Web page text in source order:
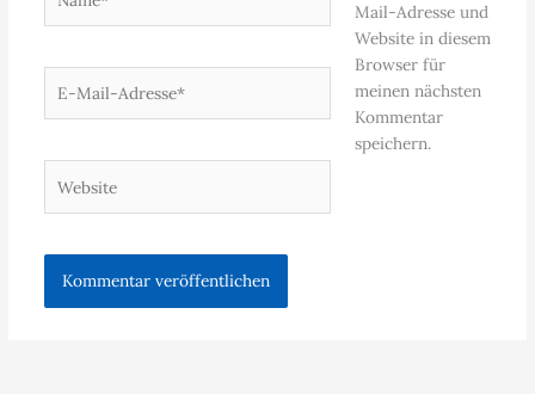
Mail-
Mail-Adresse und
Website in diesem
Browser für
meinen nächsten
Kommentar
speichern.